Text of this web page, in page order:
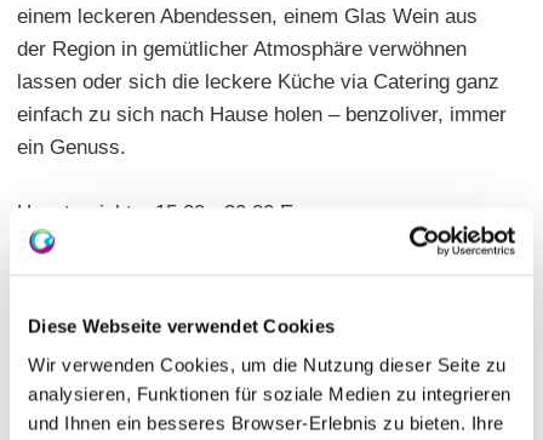
Diese Webseite verwendet Cookies
Wir verwenden Cookies, um die Nutzung dieser Seite zu
analysieren, Funktionen für soziale Medien zu integrieren
und Ihnen ein besseres Browser-Erlebnis zu bieten. Ihre
einem leckeren Abendessen, einem Glas Wein aus
der Region in gemütlicher Atmosphäre verwöhnen
lassen oder sich die leckere Küche via Catering ganz
einfach zu sich nach Hause holen – benzoliver, immer
ein Genuss.
Hauptgerichte: 15,00 - 30,00 Euro
Sitzplätze: innen 60 | außen 40